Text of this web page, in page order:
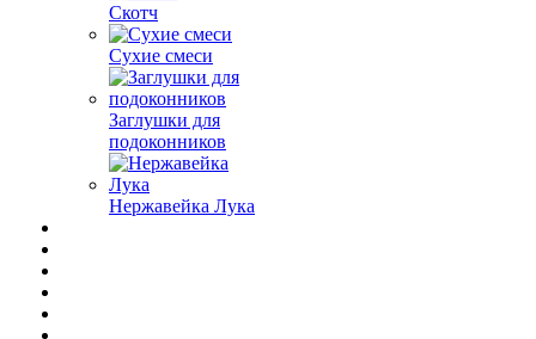
Скотч
Сухие смеси
Заглушки для
подоконников
Нержавейка Лука